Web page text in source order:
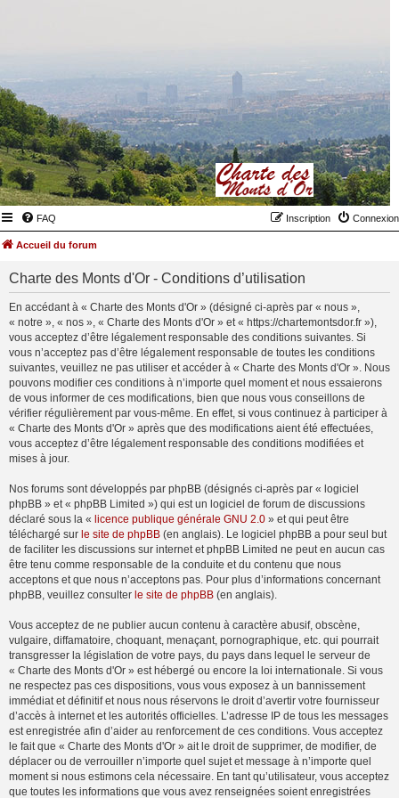
FAQ Connexion
Inscription
Accueil du forum
Charte des Monts d'Or - Conditions d’utilisation
En accédant à « Charte des Monts d'Or » (désigné ci-après par « nous »,
« notre », « nos », « Charte des Monts d'Or » et « https://chartemontsdor.fr »),
vous acceptez d’être légalement responsable des conditions suivantes. Si
vous n’acceptez pas d’être légalement responsable de toutes les conditions
suivantes, veuillez ne pas utiliser et accéder à « Charte des Monts d'Or ». Nous
pouvons modifier ces conditions à n’importe quel moment et nous essaierons
de vous informer de ces modifications, bien que nous vous conseillons de
vérifier régulièrement par vous-même. En effet, si vous continuez à participer à
« Charte des Monts d'Or » après que des modifications aient été effectuées,
vous acceptez d’être légalement responsable des conditions modifiées et
mises à jour.
Nos forums sont développés par phpBB (désignés ci-après par « logiciel
phpBB » et « phpBB Limited ») qui est un logiciel de forum de discussions
déclaré sous la « licence publique générale GNU 2.0 » et qui peut être
téléchargé sur le site de phpBB (en anglais). Le logiciel phpBB a pour seul but
de faciliter les discussions sur internet et phpBB Limited ne peut en aucun cas
être tenu comme responsable de la conduite et du contenu que nous
acceptons et que nous n’acceptons pas. Pour plus d’informations concernant
phpBB, veuillez consulter le site de phpBB (en anglais).
Vous acceptez de ne publier aucun contenu à caractère abusif, obscène,
vulgaire, diffamatoire, choquant, menaçant, pornographique, etc. qui pourrait
transgresser la législation de votre pays, du pays dans lequel le serveur de
« Charte des Monts d'Or » est hébergé ou encore la loi internationale. Si vous
ne respectez pas ces dispositions, vous vous exposez à un bannissement
immédiat et définitif et nous nous réservons le droit d’avertir votre fournisseur
d’accès à internet et les autorités officielles. L’adresse IP de tous les messages
est enregistrée afin d’aider au renforcement de ces conditions. Vous acceptez
le fait que « Charte des Monts d'Or » ait le droit de supprimer, de modifier, de
déplacer ou de verrouiller n’importe quel sujet et message à n’importe quel
moment si nous estimons cela nécessaire. En tant qu’utilisateur, vous acceptez
que toutes les informations que vous avez renseignées soient enregistrées